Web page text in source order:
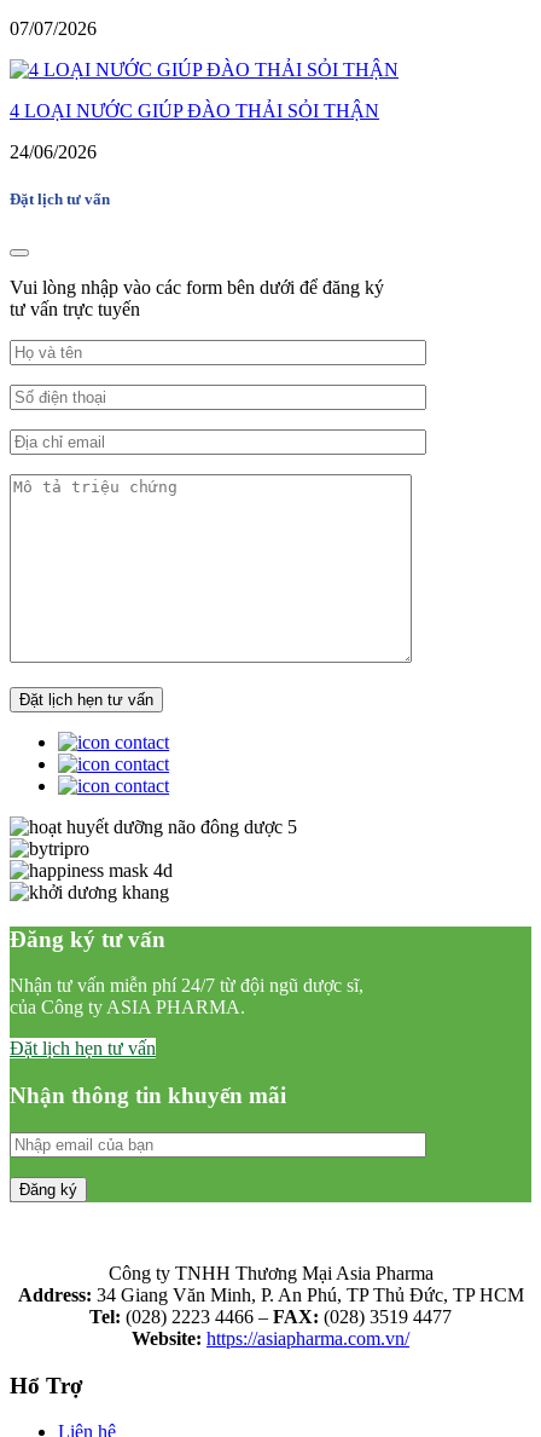
07/07/2026
4 LOẠI NƯỚC GIÚP ĐÀO THẢI SỎI THẬN
24/06/2026
Đặt lịch tư vấn
Vui lòng nhập vào các form bên dưới để đăng ký
tư vấn trực tuyến
Đăng ký tư vấn
Nhận tư vấn miễn phí 24/7 từ đội ngũ dược sĩ,
của Công ty ASIA PHARMA.
Đặt lịch hẹn tư vấn
Nhận thông tin khuyến mãi
Công ty TNHH Thương Mại Asia Pharma
Address: 34 Giang Văn Minh, P. An Phú, TP Thủ Đức, TP HCM
Tel: (028) 2223 4466 – FAX: (028) 3519 4477
Website: https://asiapharma.com.vn/
Hổ Trợ
Liên hệ